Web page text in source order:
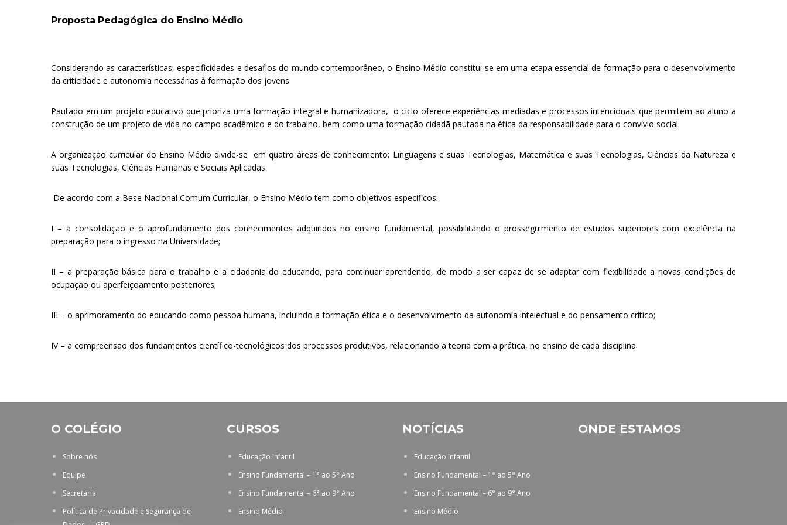
Proposta Pedagógica do Ensino Médio
Considerando as características, especificidades e desafios do mundo contemporâneo, o Ensino Médio constitui-se em uma etapa essencial de formação para o desenvolvimento
da criticidade e autonomia necessárias à formação dos jovens.
Pautado em um projeto educativo que prioriza uma formação integral e humanizadora, o ciclo oferece experiências mediadas e processos intencionais que permitem ao aluno a
construção de um projeto de vida no campo acadêmico e do trabalho, bem como uma formação cidadã pautada na ética da responsabilidade para o convívio social.
A organização curricular do Ensino Médio divide-se em quatro áreas de conhecimento: Linguagens e suas Tecnologias, Matemática e suas Tecnologias, Ciências da Natureza e
suas Tecnologias, Ciências Humanas e Sociais Aplicadas.
De acordo com a Base Nacional Comum Curricular, o Ensino Médio tem como objetivos específicos:
I – a consolidação e o aprofundamento dos conhecimentos adquiridos no ensino fundamental, possibilitando o prosseguimento de estudos superiores com excelência na
preparação para o ingresso na Universidade;
II – a preparação básica para o trabalho e a cidadania do educando, para continuar aprendendo, de modo a ser capaz de se adaptar com flexibilidade a novas condições de
ocupação ou aperfeiçoamento posteriores;
III – o aprimoramento do educando como pessoa humana, incluindo a formação ética e o desenvolvimento da autonomia intelectual e do pensamento crítico;
IV – a compreensão dos fundamentos científico-tecnológicos dos processos produtivos, relacionando a teoria com a prática, no ensino de cada disciplina.
O COLÉGIO
Sobre nós
Equipe
Secretaria
Política de Privacidade e Segurança de
CURSOS
Educação Infantil
Ensino Fundamental – 1° ao 5° Ano
Ensino Fundamental – 6° ao 9° Ano
Ensino Médio
NOTÍCIAS
Educação Infantil
Ensino Fundamental – 1° ao 5° Ano
Ensino Fundamental – 6° ao 9° Ano
Ensino Médio
ONDE ESTAMOS